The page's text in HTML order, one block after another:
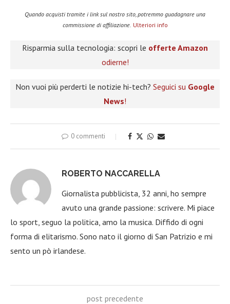
Quando acquisti tramite i link sul nostro sito, potremmo guadagnare una
commissione di affiliazione. Ulteriori info
Risparmia sulla tecnologia: scopri le offerte Amazon
odierne!
Non vuoi più perderti le notizie hi-tech? Seguici su Google
News!
0 commenti
ROBERTO NACCARELLA
Giornalista pubblicista, 32 anni, ho sempre
avuto una grande passione: scrivere. Mi piace
lo sport, seguo la politica, amo la musica. Diffido di ogni
forma di elitarismo. Sono nato il giorno di San Patrizio e mi
sento un pò irlandese.
post precedente